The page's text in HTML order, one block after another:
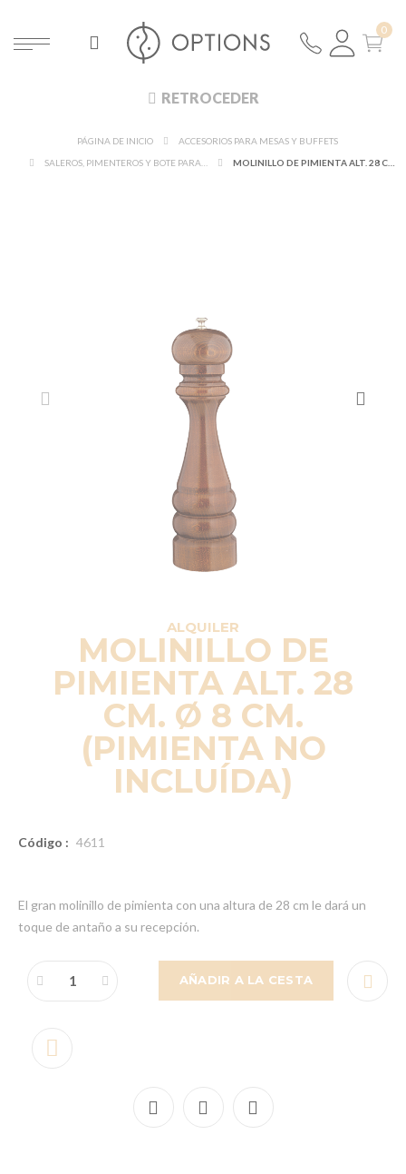
RETROCEDER
PÁGINA DE INICIO
ACCESORIOS PARA MESAS Y BUFFETS
ALQUILER
MOLINILLO DE
PIMIENTA ALT. 28
CM. Ø 8 CM.
(PIMIENTA NO
INCLUÍDA)
Código : 4611
El gran molinillo de pimienta con una altura de 28 cm le dará un
toque de antaño a su recepción.
AÑADIR A LA CESTA